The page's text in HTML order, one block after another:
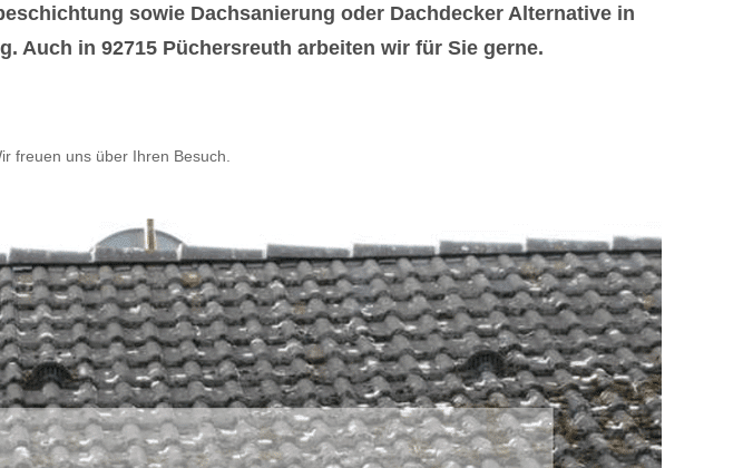
sowie Dachsanierung oder Dachdecker Alternative in
Auch in 92715 Püchersreuth arbeiten wir für Sie gerne.
freuen uns über Ihren Besuch.